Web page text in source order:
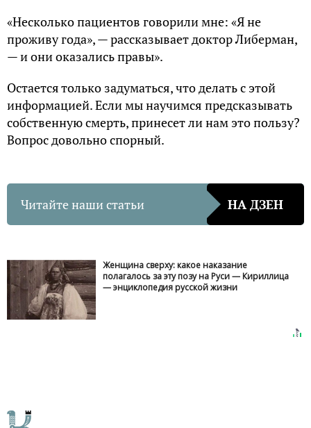
«Несколько пациентов говорили мне: «Я не
проживу года», — рассказывает доктор Либерман,
— и они оказались правы».
Остается только задуматься, что делать с этой
информацией. Если мы научимся предсказывать
собственную смерть, принесет ли нам это пользу?
Вопрос довольно спорный.
Читайте наши статьи НА ДЗЕН
Женщина сверху: какое наказание
полагалось за эту позу на Руси — Кириллица
— энциклопедия русской жизни